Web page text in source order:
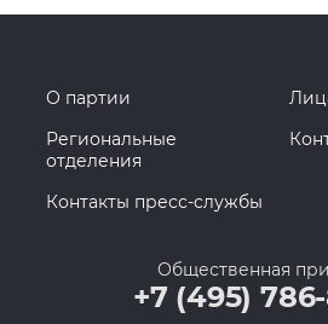
О партии
Региональные
отделения
Контакты пресс-службы
Общественная
+7 (495)